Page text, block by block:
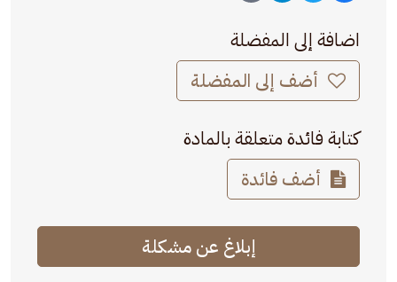
اضافة إلى المفضلة
أضف إلى المفضلة
كتابة فائدة متعلقة بالمادة
أضف فائدة
إبلاغ عن مشكلة